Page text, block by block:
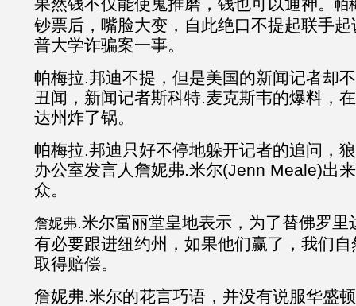
帕
钞票后，嘴脸大变，自此绝口不提起联手
普大学诈骗案一事。
帕梅拉.邦迪不提，但是美国的新闻记者却
丑闻，新闻记者斯科特.麦克斯韦的爆料，
达州炸了锅。
帕梅拉.邦迪只好不停地躲开记者的追问，
办公室发言人詹妮弗.米尔(Jenn Meale)出
众。
詹妮弗.米尔富丽堂皇地表示，为了替佛罗里
有必要跟进纽约州，如果他们赢了，我们
取得赔偿。
詹妮弗.米尔的花言巧语，并没有说服华盛